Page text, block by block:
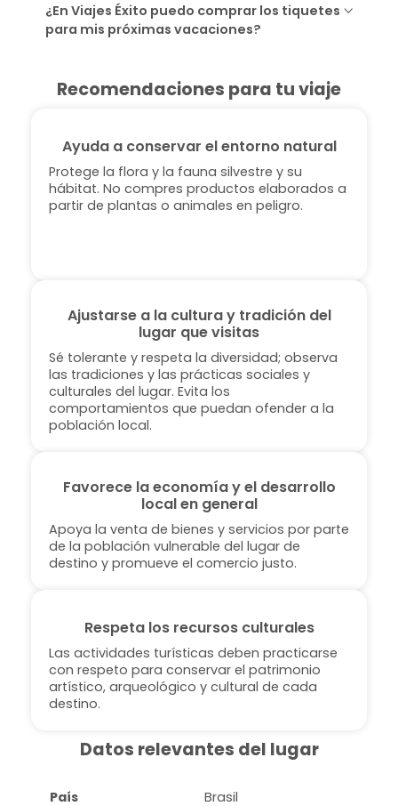
¿En Viajes Éxito puedo comprar los tiquetes
para mis próximas vacaciones?
Recomendaciones para tu viaje
Ayuda a conservar el entorno natural
Protege la flora y la fauna silvestre y su
hábitat. No compres productos elaborados a
partir de plantas o animales en peligro.
Ajustarse a la cultura y tradición del
lugar que visitas
Sé tolerante y respeta la diversidad; observa
las tradiciones y las prácticas sociales y
culturales del lugar. Evita los
comportamientos que puedan ofender a la
población local.
Favorece la economía y el desarrollo
local en general
Apoya la venta de bienes y servicios por parte
de la población vulnerable del lugar de
destino y promueve el comercio justo.
Respeta los recursos culturales
Las actividades turísticas deben practicarse
con respeto para conservar el patrimonio
artístico, arqueológico y cultural de cada
destino.
Datos relevantes del lugar
País Brasil